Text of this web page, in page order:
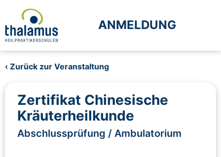
ANMELDUNG
‹ Zurück zur Veranstaltung
Zertifikat Chinesische
Kräuterheilkunde
Abschlussprüfung / Ambulatorium